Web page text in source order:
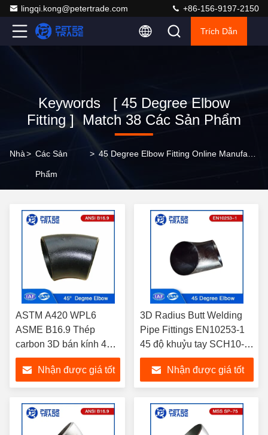
lingqi.kong@petertrade.com +86-156-9197-2150
Trích Dẫn
Keywords [ 45 Degree Elbow
Fitting ] Match 38 Các Sản Phẩm
Nhà> Các Sản
Phẩm
>
ASTM A420 WPL6
ASME B16.9 Thép
carbon 3D bán kính 45
độ
Nhận được giá tốt
3D Radius Butt Welding
Pipe Fittings EN10253-1
45 độ khuỷu tay SCH10-
XXS S235 S265
Nhận được giá tốt